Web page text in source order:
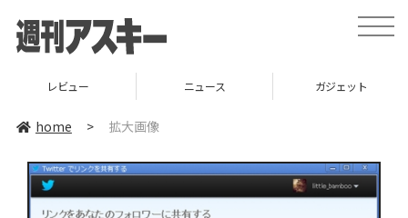
toggle
レビュー ニュース ガジェット
home > 拡大画像